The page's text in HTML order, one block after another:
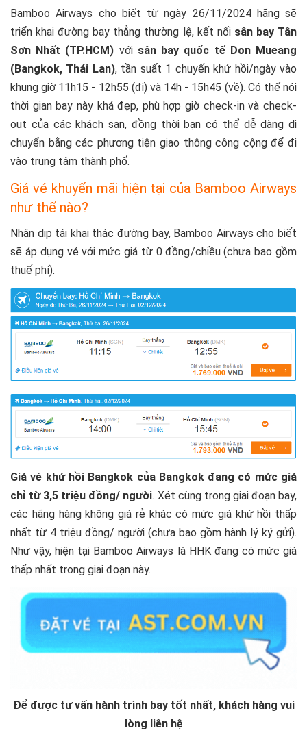
Bamboo Airways cho biết từ ngày 26/11/2024 hãng sẽ
triển khai đường bay thẳng thường lệ, kết nối sân bay Tân
Sơn Nhất (TP.HCM) với sân bay quốc tế Don Mueang
(Bangkok, Thái Lan), tần suất 1 chuyến khứ hồi/ngày vào
khung giờ 11h15 - 12h55 (đi) và 14h - 15h45 (về). Có thể nói
thời gian bay này khá đẹp, phù hợp giờ check-in và check-
out của các khách sạn, đồng thời bạn có thể dễ dàng di
chuyển bằng các phương tiện giao thông công cộng để đi
vào trung tâm thành phố.
Giá vé khuyến mãi hiện tại của Bamboo Airways
như thế nào?
Nhân dịp tái khai thác đường bay, Bamboo Airways cho biết
sẽ áp dụng vé với mức giá từ 0 đồng/chiều (chưa bao gồm
thuế phí).
Giá vé khứ hồi Bangkok của Bangkok đang có mức giá
chỉ từ 3,5 triệu đồng/ người. Xét cùng trong giai đoạn bay,
các hãng hàng không giá rẻ khác có mức giá khứ hồi thấp
nhất từ 4 triệu đồng/ người (chưa bao gồm hành lý ký gửi).
Như vậy, hiện tại Bamboo Airways là HHK đang có mức giá
thấp nhất trong giai đoạn này.
Để được tư vấn hành trình bay tốt nhất, khách hàng vui
lòng liên hệ